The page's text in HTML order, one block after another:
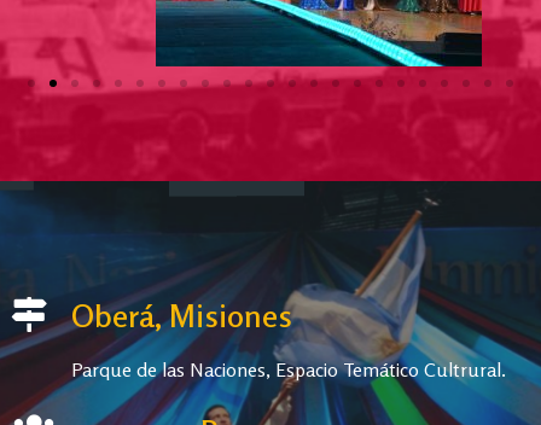
Oberá, Misiones
Parque de las Naciones, Espacio Temático Cultrural.